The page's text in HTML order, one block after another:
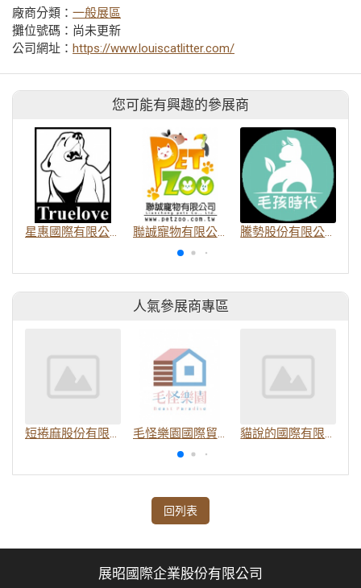
廠商分類： 一般展區
攤位號碼：尚未更新
公司網址： https://www.louiscatlitter.com/
您可能有興趣的參展商
星惠國際有限公司 聯誠寵物有限公司 騰勢股份有限公司
人氣參展商專區
短捲麻股份有限公司 毛怪樂園國際貿易有限公司 貓說的國際有限公司
回列表
展昭國際企業股份有限公司